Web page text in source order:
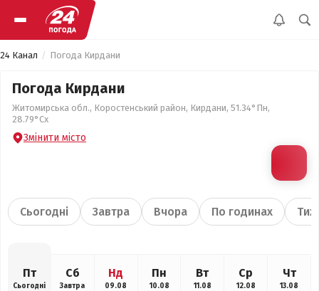
24 Канал Погода Кирдани
Погода Кирдани
Житомирська обл., Коростенський район, Кирдани, 51.34°Пн,
28.79°Сх
Змінити місто
Сьогодні Завтра Вчора По годинах
Пт
Сьогодні
Сб
Завтра
Нд
09.08
Пн
10.08
Вт
11.08
Ср
12.08
Чт
13.08